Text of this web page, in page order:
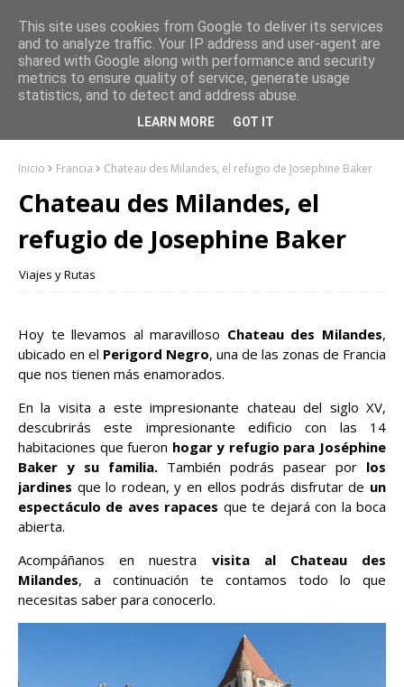
Inicio Francia Chateau des Milandes, el refugio de Josephine Baker
Chateau des Milandes, el
refugio de Josephine Baker
Viajes y Rutas
Hoy te llevamos al maravilloso Chateau des Milandes,
ubicado en el Perigord Negro, una de las zonas de Francia
que nos tienen más enamorados.
En la visita a este impresionante chateau del siglo XV,
descubrirás este impresionante edificio con las 14
habitaciones que fueron hogar y refugio para Joséphine
Baker y su familia. También podrás pasear por los
jardines que lo rodean, y en ellos podrás disfrutar de un
espectáculo de aves rapaces que te dejará con la boca
abierta.
Acompáñanos en nuestra visita al Chateau des
Milandes, a continuación te contamos todo lo que
necesitas saber para conocerlo.
This site uses cookies from Google to deliver its services
and to analyze traffic. Your IP address and user-agent are
shared with Google along with performance and security
metrics to ensure quality of service, generate usage
statistics, and to detect and address abuse.
LEARN MORE GOT IT